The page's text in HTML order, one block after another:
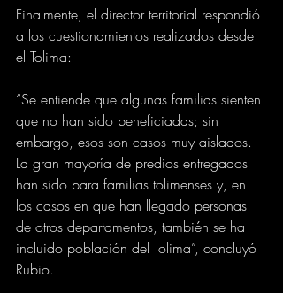
Finalmente, el director territorial respondió
a los cuestionamientos realizados desde
el Tolima:
“Se entiende que algunas familias sienten
que no han sido beneficiadas; sin
embargo, esos son casos muy aislados.
La gran mayoría de predios entregados
han sido para familias tolimenses y, en
los casos en que han llegado personas
de otros departamentos, también se ha
incluido población del Tolima”, concluyó
Rubio.